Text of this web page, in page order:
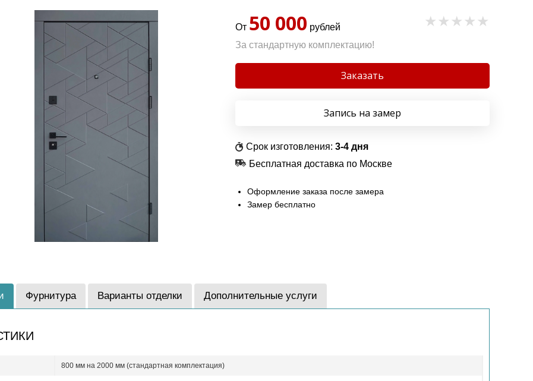
От 50 000 рублей
За стандартную комплектацию!
Заказать
Запись на замер
Срок изготовления: 3-4 дня
Бесплатная доставка по Москве
Оформление заказа после замера
Замер бесплатно
Фурнитура Варианты отделки Дополнительные услуги
800 мм на 2000 мм (стандартная комплектация)